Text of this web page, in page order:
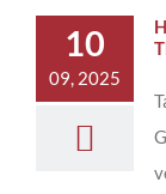
10
09, 2025